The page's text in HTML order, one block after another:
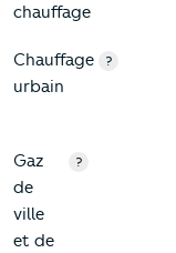
chauffage
Chauffage
urbain
?
Gaz
de
ville
et de
?